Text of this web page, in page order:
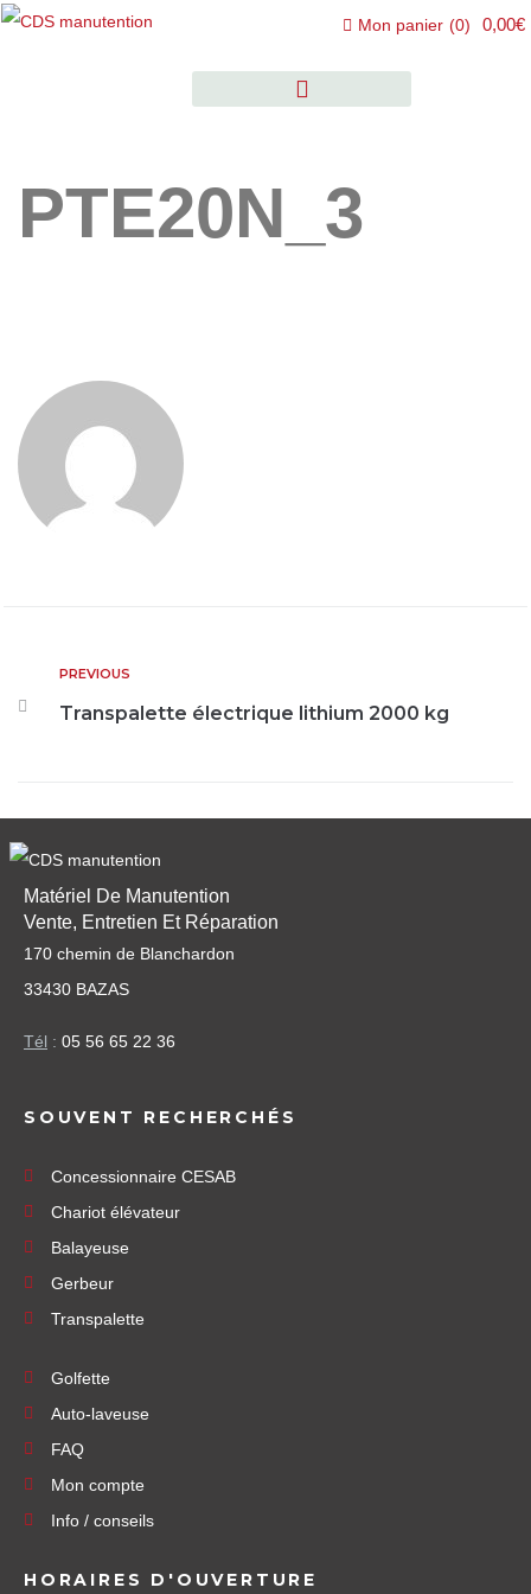
Mon panier (0) 0,00€
PTE20N_3
PREVIOUS
Transpalette électrique lithium 2000 kg
Matériel De Manutention
Vente, Entretien Et Réparation
170 chemin de Blanchardon
33430 BAZAS
Tél : 05 56 65 22 36
SOUVENT RECHERCHÉS
Concessionnaire CESAB
Chariot élévateur
Balayeuse
Gerbeur
Transpalette
Golfette
Auto-laveuse
FAQ
Mon compte
Info / conseils
HORAIRES D'OUVERTURE